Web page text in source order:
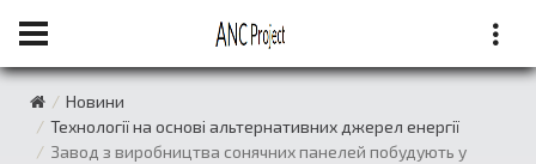
Новини
Технології на основі альтернативних джерел енергії
Завод з виробництва сонячних панелей побудують у